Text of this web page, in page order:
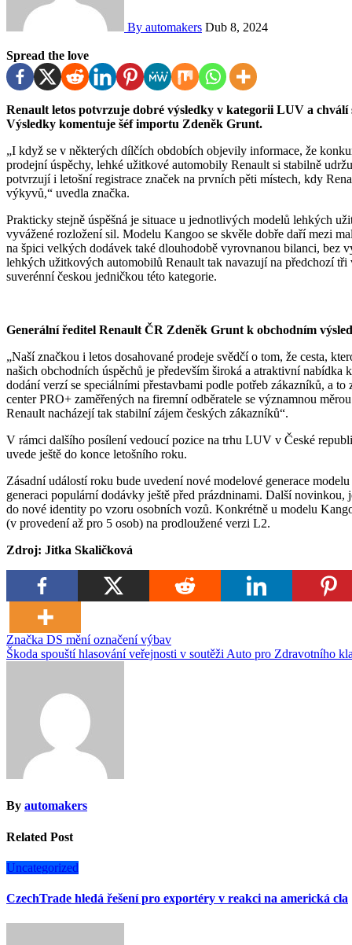
By automakers Dub 8, 2024
Spread the love
Renault letos potvrzuje dobré výsledky v kategorii LUV a chválí si za poslední tři roky stabilní zájem o své modely.
Výsledky komentuje šéf importu Zdeněk Grunt.
„I když se v některých dílčích obdobích objevily informace, že
prodejní úspěchy, lehké užitkové automobily Renault si stabilně
potvrzují i letošní registrace značek na prvních pěti místech, kdy
výkyvů,“ uvedla značka.
Prakticky stejně úspěšná je situace u jednotlivých modelů lehkých
vyvážené rozložení sil. Modelu Kangoo se skvěle dobře daří mezi
na špici velkých dodávek také dlouhodobě vyrovnanou bilanci, bez
lehkých užitkových automobilů Renault tak navazují na předchozí
suverénní českou jedničkou této kategorie.
Generální ředitel Renault ČR Zdeněk Grunt k obchodním
„Naší značkou i letos dosahované prodeje svědčí o tom, že cesta,
našich obchodních úspěchů je především široká a atraktivní
dodání verzí se speciálními přestavbami podle potřeb zákazníků, a
center PRO+ zaměřených na firemní odběratele se významnou
Renault nacházejí tak stabilní zájem českých zákazníků“.
V rámci dalšího posílení vedoucí pozice na trhu LUV v České
uvede ještě do konce letošního roku.
Zásadní událostí roku bude uvedení nové modelové generace
generaci populární dodávky ještě před prázdninami. Další
do nové identity po vzoru osobních vozů. Konkrétně u modelu
(v provedení až pro 5 osob) na prodloužené verzi L2.
Zdroj: Jitka Skaličková
Navigace
pro
Značka DS mění označení výbav
Škoda spouští hlasování veřejnosti v soutěži Auto pro Zdravotního
By automakers
Related Post
Uncategorized
CzechTrade hledá řešení pro exportéry v reakci na americká cla